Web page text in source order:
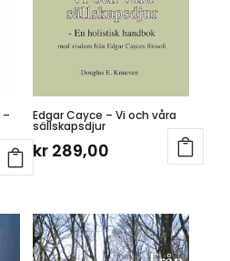
Edgar Cayce – Vi och våra
sällskapsdjur
kr 289,00